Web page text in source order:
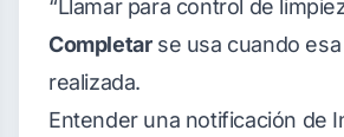
“Llamar para control de
Completarse usa cuando
realizada.
Entender una notificación de